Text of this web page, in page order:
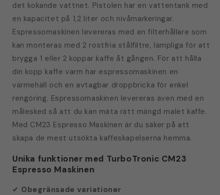
det kokande vattnet. Pistolen har en vattentank med
en kapacitet på 1,2 liter och nivåmarkeringar.
Espressomaskinen levereras med en filterhållare som
kan monteras med 2 rostfria stålfiltre, lämpliga för att
brygga 1 eller 2 koppar kaffe åt gången. För att hålla
din kopp kaffe varm har espressomaskinen en
värmehäll och en avtagbar droppbricka för enkel
rengöring. Espressomaskinen levereras även med en
målesked så att du kan mäta rätt mängd malet kaffe.
Med CM23 Espresso Maskinen är du säker på att
skapa de mest utsökta kaffeskapelserna hemma.
Unika funktioner med TurboTronic CM23
Espresso Maskinen
✔ Obegränsade variationer